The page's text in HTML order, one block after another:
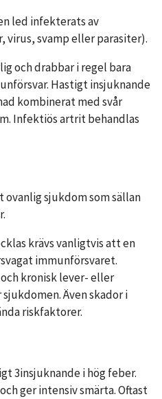
led infekterats av
virus, svamp eller parasiter).
och drabbar i regel bara
Hastigt insjuknande
kombinerat med svår
Infektiös artrit behandlas
sjukdom som sällan
krävs vanligtvis att en
immunförsvaret.
kronisk lever- eller
Även skador i
riskfaktorer.
3insjuknande i hög feber.
ger intensiv smärta. Oftast